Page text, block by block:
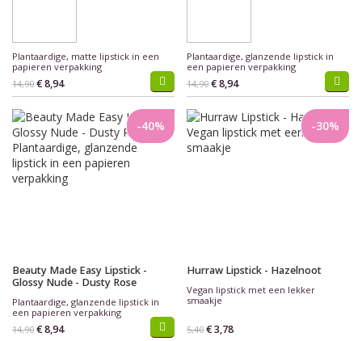
Plantaardige, matte lipstick in een
papieren verpakking
14,90 € 8,94
Plantaardige, glanzende lipstick in
een papieren verpakking
14,90 € 8,94
Beauty Made Easy Lipstick -
Glossy Nude - Dusty Rose
Plantaardige, glanzende lipstick in
een papieren verpakking
-40%
14,90 € 8,94
Hurraw Lipstick - Hazelnoot
Vegan lipstick met een lekker
smaakje
-30%
5,40 € 3,78